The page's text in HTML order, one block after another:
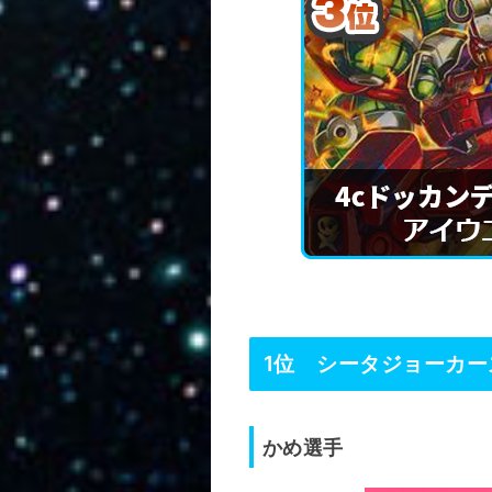
1位 シータジョーカー
かめ選手